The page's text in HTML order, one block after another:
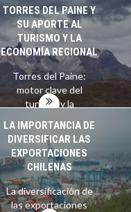
servicios digitales en
Chile:…
TORRES DEL PAINE Y
SU APORTE AL
TURISMO Y LA
ECONOMÍA REGIONAL
Torres del Paine:
motor clave del
turismo y la
LA IMPORTANCIA DE
DIVERSIFICAR LAS
EXPORTACIONES
CHILENAS
La diversificación de
las exportaciones